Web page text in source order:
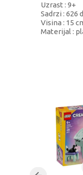
Uzrast : 9+
Sadrzi : 626
Visina : 15
Materijal :
Pol
Uzrast
Brend